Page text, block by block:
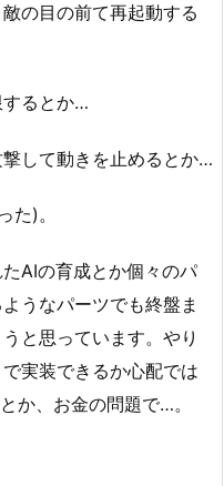
の目の前て再起動する
するとか…
して動きを止めるとか…
た)。
AIの育成とか個々のパ
うなパーツでも終盤ま
と思っています。やり
実装できるか心配では
か、お金の問題で…。